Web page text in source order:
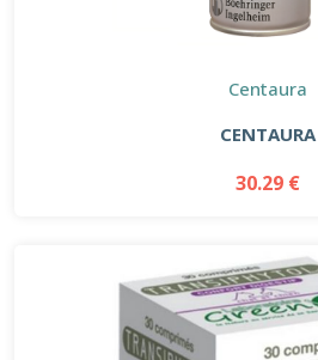
Centaura
CENTAURA
30.29 €